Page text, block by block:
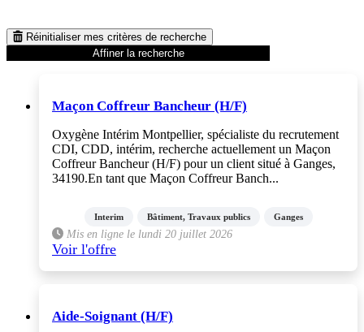
Réinitialiser mes critères de recherche
Affiner la recherche
Maçon Coffreur Bancheur (H/F)
Oxygène Intérim Montpellier, spécialiste du recrutement
CDI, CDD, intérim, recherche actuellement un Maçon
Coffreur Bancheur (H/F) pour un client situé à Ganges,
34190.En tant que Maçon Coffreur Banch...
Interim Bâtiment, Travaux publics Ganges
Mis en ligne le lundi 20 juillet 2026
Voir l'offre
Aide-Soignant (H/F)